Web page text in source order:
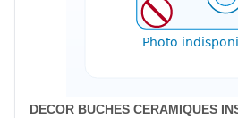
DECOR BUCHES CERAMIQUES